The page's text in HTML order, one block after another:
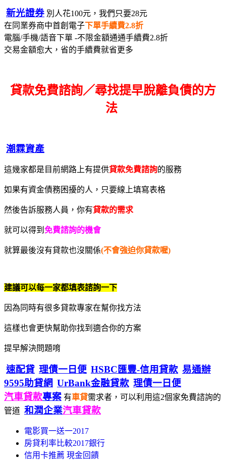
新光證券 別人花100元，我們只要28元
在同業券商中首創電子下單手續費2.8折
電腦/手機/語音下單 -不限金額通通手續費2.8折
交易金額愈大，省的手續費就省更多
貸款免費諮詢／尋找提早脫離負債的方
法
潮霖資產
這幾家都是目前網路上有提供貸款免費諮詢的服務
如果有資金債務困擾的人，只要線上填寫表格
然後告訴服務人員，你有貸款的需求
就可以得到 免費諮詢的機會
就算最後沒有貸款也沒關係(不會強迫你貸款喔)
建議可以每一家都填表諮詢一下
因為同時有很多貸款專家在幫你找方法
這樣也會更快幫助你找到適合你的方案
提早解決問題唷
速配貸 理債一日便 HSBC匯豐-信用貸款 易通辦
9595助貸網 UrBank金融貸款 理債一日便
汽車貸款專案 有車貸需求者，可以利用這2個家免費諮詢的
管道 和潤企業汽車貸款
電影買一送一2017
房貸利率比較2017銀行
信用卡推薦 現金回饋